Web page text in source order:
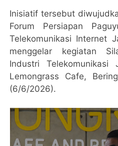
Inisiatif tersebut
Forum Persiapan
Telekomunikasi Internet
menggelar kegiatan
Industri
Lemongrass Cafe,
(6/6/2026).